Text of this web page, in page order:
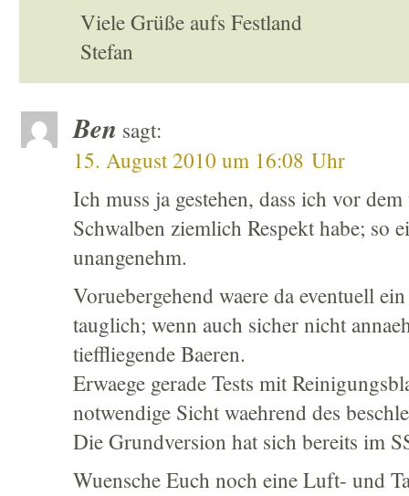
Viele Grüße aufs Festland
Stefan
Ben sagt:
15. August 2010 um 16:08 Uhr
Ich muss ja gestehen, dass ich vor
Schwalben ziemlich Respekt habe; so
unangenehm.
Voruebergehend waere da eventuell
tauglich; wenn auch sicher nicht
tieffliegende Baeren.
Erwaege gerade Tests mit
notwendige Sicht waehrend des
Die Grundversion hat sich bereits im
Wuensche Euch noch eine Luft- und